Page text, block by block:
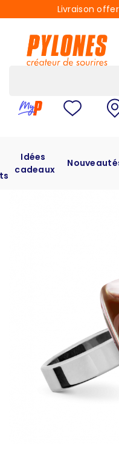
Livraison
Idées
cadeaux